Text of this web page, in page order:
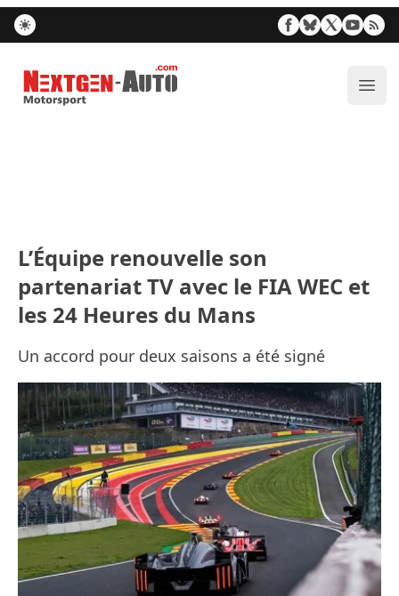
Nextgen-Auto.com
L’Équipe renouvelle son
partenariat TV avec le FIA WEC et
les 24 Heures du Mans
Un accord pour deux saisons a été signé